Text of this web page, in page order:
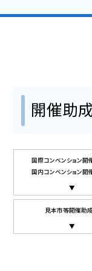
支援・サ
サプライヤー
会議施設
コンベンション
開催助
国際コンベンション開
国内コンベンション開
見本市等開催助